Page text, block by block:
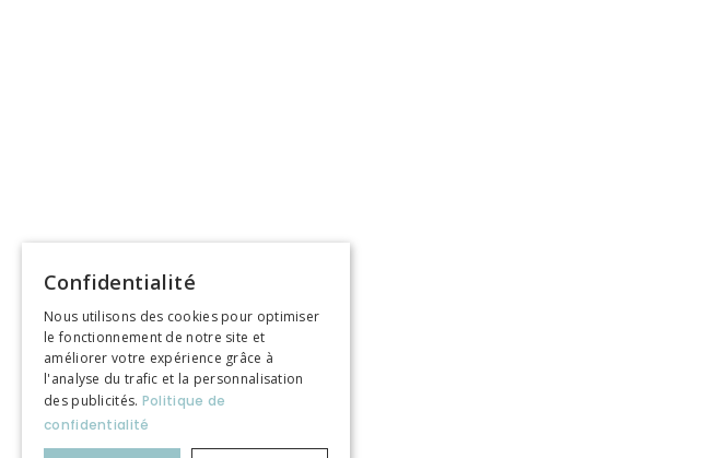
Confidentialité
Nous utilisons des cookies pour optimiser
le fonctionnement de notre site et
améliorer votre expérience grâce à
l'analyse du trafic et la personnalisation
des publicités. Politique de
confidentialité